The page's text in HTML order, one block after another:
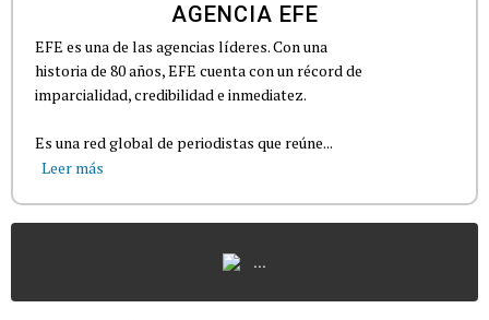
AGENCIA EFE
EFE es una de las agencias líderes. Con una
historia de 80 años, EFE cuenta con un récord de
imparcialidad, credibilidad e inmediatez.
Es una red global de periodistas que reúne...
Leer más
...